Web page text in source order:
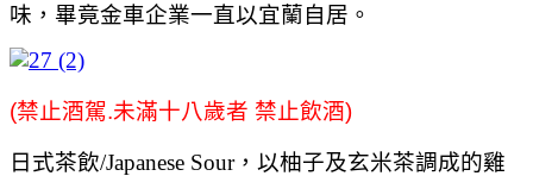
味，畢竟金車企業一直以宜蘭自居。
(禁止酒駕.未滿十八歲者 禁止飲酒)
⽇式茶飲/Japanese Sour，以柚⼦及⽞米茶調成的雞